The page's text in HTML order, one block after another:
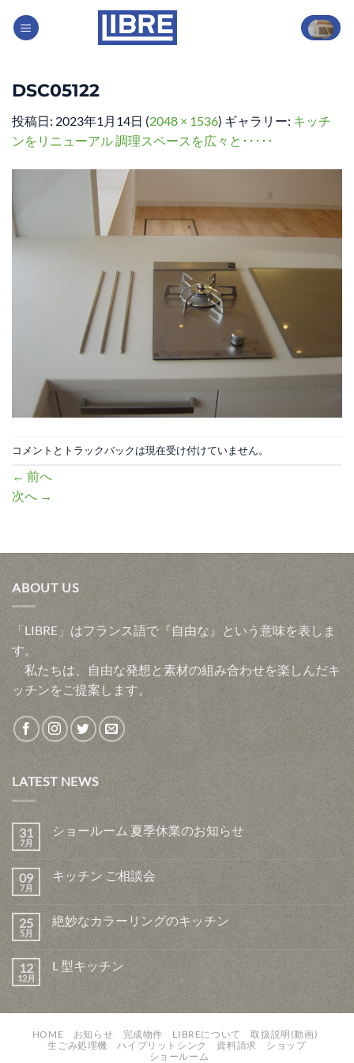
DSC05122
投稿日: 2023年1月14日 (2048 × 1536) ギャラリー: キッチ
ンをリニューアル 調理スペースを広々と･････
コメントとトラックバックは現在受け付けていません。
← 前へ
次へ →
ABOUT US
「LIBRE」はフランス語で『自由な』という意味を表しま
す。
私たちは、自由な発想と素材の組み合わせを楽しんだキ
ッチンをご提案します。
LATEST NEWS
31
7月
ショールーム 夏季休業のお知らせ
09
7月
キッチン ご相談会
25
5月
絶妙なカラーリングのキッチン
12
12月
L 型キッチン
HOME お知らせ 完成物件 LIBREについて
取扱説明(動画)
生ごみ処理機
ハイブリットシンク 資料請求
ショップ
ショールーム